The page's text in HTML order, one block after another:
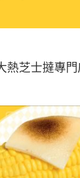
熱芝士撻專